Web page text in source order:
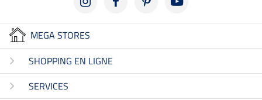
MEGA STORES
SHOPPING EN LIGNE
SERVICES